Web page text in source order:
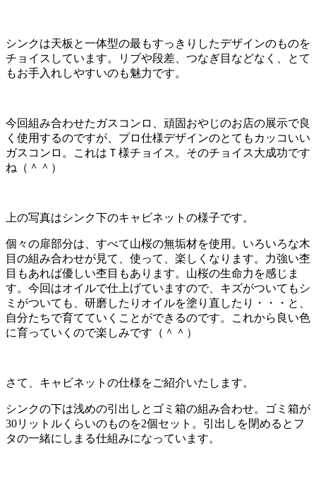
シンクは天板と一体型の最もすっきりしたデザインのものを
チョイスしています。リブや段差、つなぎ目などなく、とて
もお手入れしやすいのも魅力です。
今回組み合わせたガスコンロ、頑固おやじのお店の展示で良
く使用するのですが、プロ仕様デザインのとてもカッコいい
ガスコンロ。これはＴ様チョイス。そのチョイス大成功です
ね（＾＾）
上の写真はシンク下のキャビネットの様子です。
個々の扉部分は、すべて山桜の無垢材を使用。いろいろな木
目の組み合わせが見て、使って、楽しくなります。力強い杢
目もあれば優しい杢目もあります。山桜の生命力を感じま
す。今回はオイルで仕上げていますので、キズがついてもシ
ミがついても、研磨したりオイルを塗り直したり・・・と、
自分たちで育てていくことができるのです。これから良い色
に育っていくので楽しみです（＾＾）
さて、キャビネットの仕様をご紹介いたします。
シンクの下は浅めの引出しとゴミ箱の組み合わせ。ゴミ箱が
30リットルくらいのものを2個セット。引出しを閉めるとフ
タの一緒にしまる仕組みになっています。